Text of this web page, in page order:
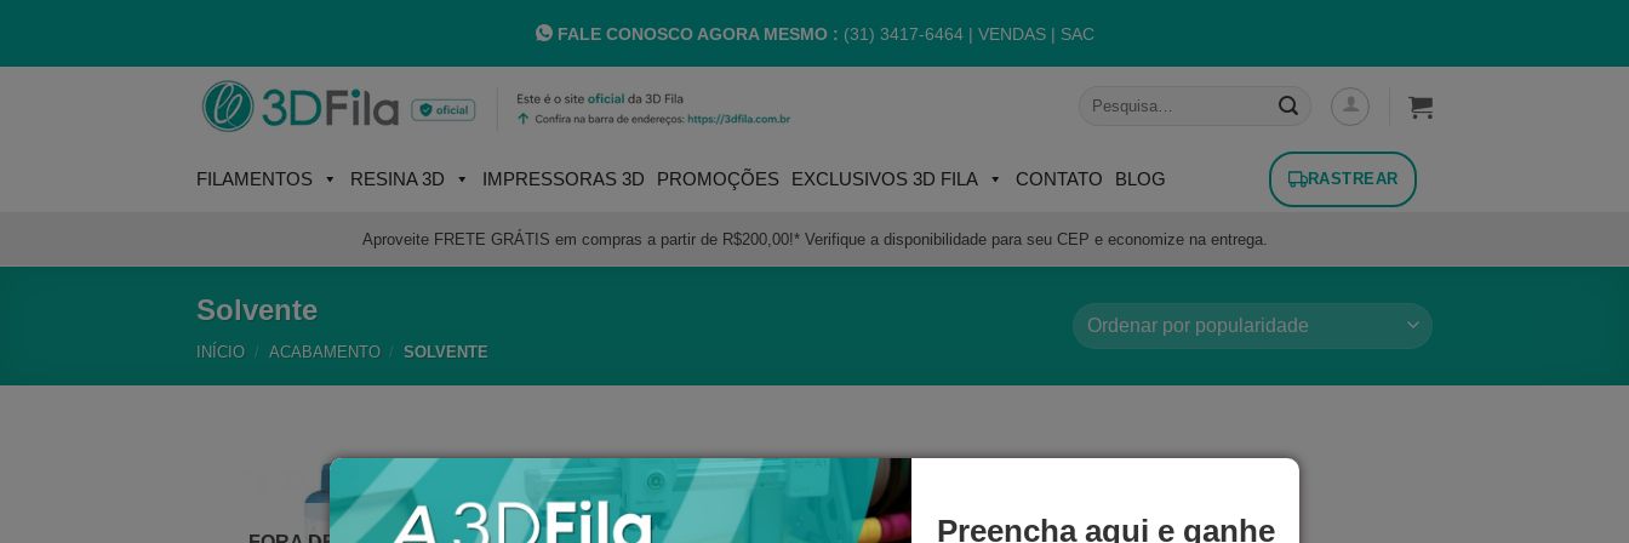
FALE CONOSCO AGORA MESMO : (31) 3417-6464 | VENDAS | SAC
Pesquisar
FILAMENTOS RESINA 3D IMPRESSORAS 3D PROMOÇÕES EXCLUSIVOS 3D FILA CONTATO BLOG RASTREAR
Aproveite FRETE GRÁTIS em compras a partir de R$200,00!* Verifique a disponibilidade para seu CEP e economize na entrega.
Solvente
INÍCIO / ACABAMENTO / SOLVENTE
Preencha aqui e ganhe